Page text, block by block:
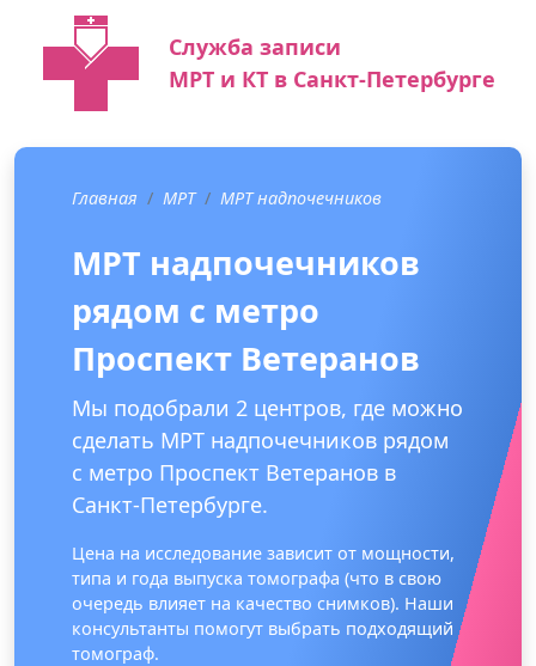
Служба записи
МРТ и КТ в Санкт-Петербурге
Главная МРТ МРТ надпочечников
МРТ надпочечников
рядом с метро
Проспект Ветеранов
Мы подобрали 2 центров, где можно
сделать МРТ надпочечников рядом
с метро Проспект Ветеранов в
Санкт-Петербурге.
Цена на исследование зависит от мощности,
типа и года выпуска томографа (что в свою
очередь влияет на качество снимков). Наши
консультанты помогут выбрать подходящий
томограф.